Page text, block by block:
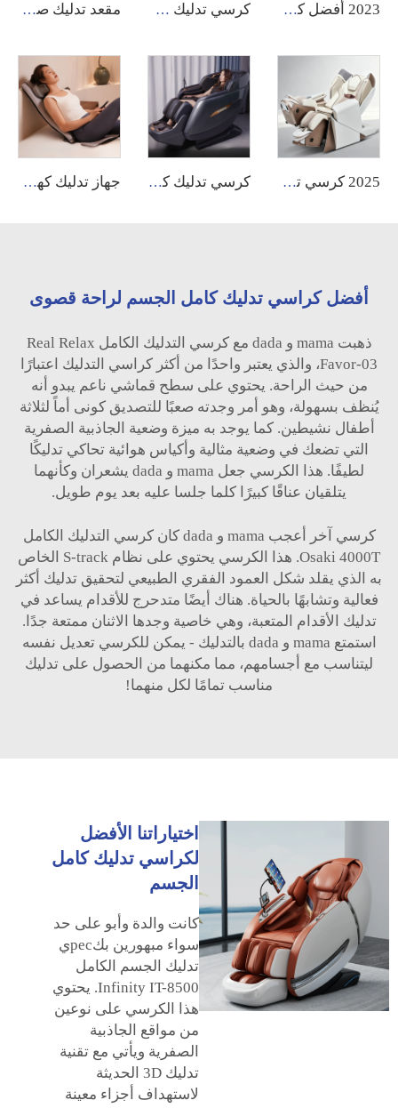
2023 أفضل كرسي شياتسو مبيعاً من المصنع الأصلي كرسي تدليك كهربائي ذكي للقدمين كرسي بتدفئة كرسي تدليك للجسم بالكامل بتقنية 3D و 4D وتقنية الجاذبية الصفرية بسعر مميز كرسي تدليك Guoheng مع تحكم صوتي كرسي تدليك للجسم بالكامل بتقنية 8D ووضع انعدام الجاذبية الفاخر كرسي تدليك فوان الفاخر مع شاشة تحكم مقعد تدليك صيني أفضل مقعد كهربائي بزاوية 0 درجة مع مسار جانبي SL للتدليك الكامل للجسم لعام 2023 للجسم
2025 كرسي تدليك كهربائي فاخر عالي الجودة بنظام شياتسو وتايلندي مع تمديد وتقنيّة روبوتية 4D ووضعية انعدام الجاذبية لجسم كامل، لإستخدام منزلي مع إمكانية التصنيع حسب الطلب (OEM) كرسي تدليك كهربائي بصوت تحكم سيلون ماساجيدور جاذبية صفرية رباعي الأبعاد للظهر والرقبة Dubai Tech بحركة مزدوجة 2025 جهاز تدليك كهربائي محمول للرقبة والظهر بنظام الشياتسو، لتخفيف الألم مع تدفئة مريحة
أفضل كراسي تدليك كامل الجسم لراحة قصوى
ذهبت mama و dada مع كرسي التدليك الكامل Real Relax
Favor-03، والذي يعتبر واحدًا من أكثر كراسي التدليك اعتبارًا
من حيث الراحة. يحتوي على سطح قماشي ناعم يبدو أنه
يُنظف بسهولة، وهو أمر وجدته صعبًا للتصديق كونى أماً لثلاثة
أطفال نشيطين. كما يوجد به ميزة وضعية الجاذبية الصفرية
التي تضعك في وضعية مثالية وأكياس هوائية تحاكي تدليكًا
لطيفًا. هذا الكرسي جعل mama و dada يشعران وكأنهما
يتلقيان عناقًا كبيرًا كلما جلسا عليه بعد يوم طويل.
كرسي آخر أعجب mama و dada كان كرسي التدليك الكامل
Osaki 4000T. هذا الكرسي يحتوي على نظام S-track الخاص
به الذي يقلد شكل العمود الفقري الطبيعي لتحقيق تدليك أكثر
فعالية وتشابهًا بالحياة. هناك أيضًا متدحرج للأقدام يساعد في
تدليك الأقدام المتعبة، وهي خاصية وجدها الاثنان ممتعة جدًا.
استمتع mama و dada بالتدليك - يمكن للكرسي تعديل نفسه
ليتناسب مع أجسامهم، مما مكنهما من الحصول على تدليك
مناسب تمامًا لكل منهما!
اختياراتنا الأفضل
لكراسي تدليك كامل
الجسم
كانت والدة وأبو على حد
سواء مبهورين بكресي
تدليك الجسم الكامل
Infinity IT-8500. يحتوي
هذا الكرسي على نوعين
من مواقع الجاذبية
الصفرية ويأتي مع تقنية
تدليك 3D الحديثة
لاستهداف أجزاء معينة